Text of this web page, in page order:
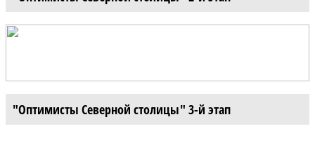
"Оптимисты Северной столицы" 3-й этап